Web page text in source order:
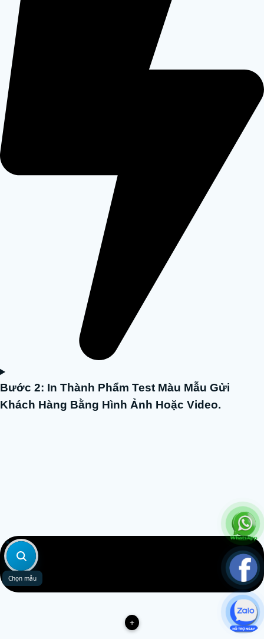
Bước 2: In Thành Phẩm Test Màu Mẫu Gửi
Khách Hàng Bằng Hình Ảnh Hoặc Video.
+
Chọn mẫu